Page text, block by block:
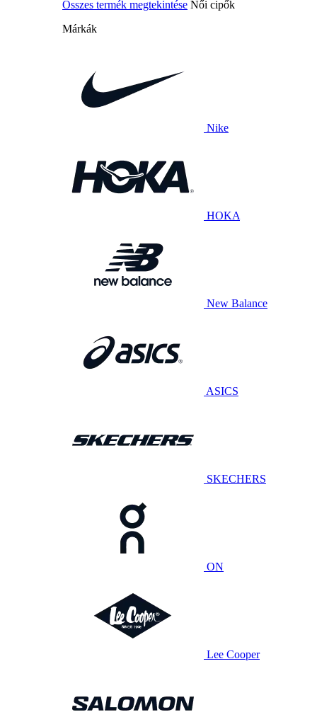
Összes termék megtekintése Női cipők
Márkák
Nike
HOKA
New Balance
ASICS
SKECHERS
ON
Lee Cooper